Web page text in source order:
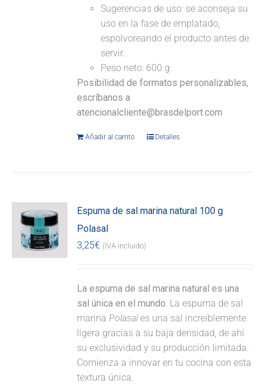
Sugerencias de uso: se aconseja su
uso en la fase de emplatado,
espolvoreando el producto antes de
servir.
Peso neto: 600 g.
Posibilidad de formatos personalizables,
escríbanos a
atencionalcliente@brasdelport.com
Añadir al carrito Detalles
Espuma de sal marina natural 100 g
Polasal
3,25€ (IVA incluido)
La espuma de sal marina natural es una
sal única en el mundo. La espuma de sal
marinaPolasales una sal increíblemente
ligera gracias a su baja densidad, de ahí
su exclusividad y su producción limitada.
Comienza a innovar en tu cocina con esta
textura única.